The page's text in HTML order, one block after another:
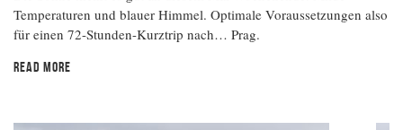
Temperaturen und blauer Himmel. Optimale Voraussetzungen also
für einen 72-Stunden-Kurztrip nach… Prag.
READ MORE